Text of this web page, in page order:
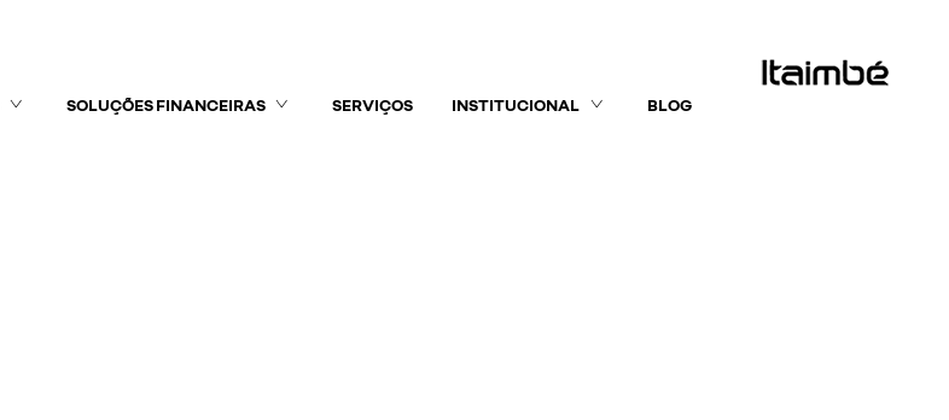
SOLUÇÕES FINANCEIRAS SERVIÇOS INSTITUCIONAL BLOG